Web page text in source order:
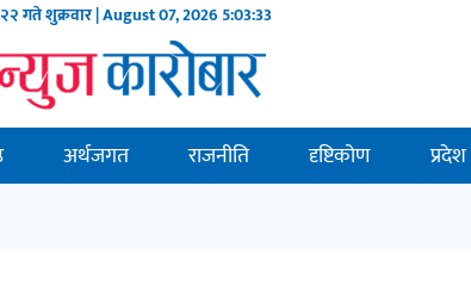
गते शुक्रवार | August 07, 20265:03:34
अर्थजगत राजनीति दृष्टिकोण प्रदेश